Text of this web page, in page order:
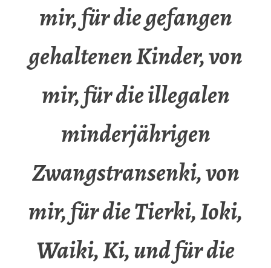
mir, für die gefangen
gehaltenen Kinder, von
mir, für die illegalen
minderjährigen
Zwangstransenki, von
mir, für die Tierki, Ioki,
Waiki, Ki, und für die